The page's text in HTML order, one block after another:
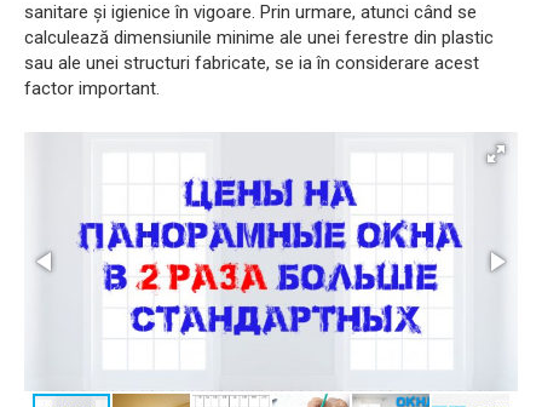
sanitare și igienice în vigoare. Prin urmare, atunci când se
calculează dimensiunile minime ale unei ferestre din plastic
sau ale unei structuri fabricate, se ia în considerare acest
factor important.